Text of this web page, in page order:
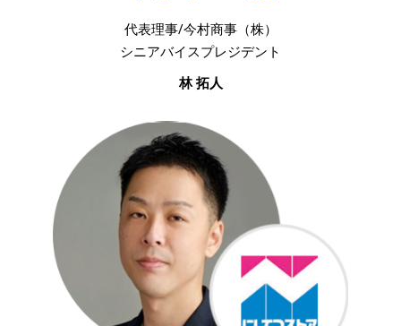
代表理事/今村商事（株）
シニアバイスプレジデント
林 拓人